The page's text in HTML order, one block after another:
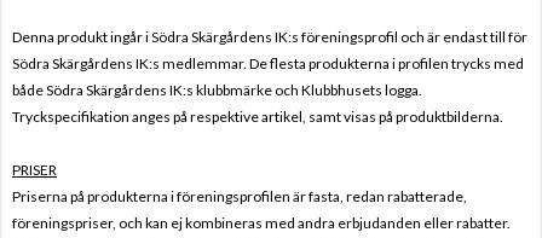
Denna produkt ingår i Södra Skärgårdens IK:s föreningsprofil och är endast till för
Södra Skärgårdens IK:s medlemmar. De flesta produkterna i profilen trycks med
bådeSödra Skärgårdens IK:s klubbmärke och Klubbhusets logga.
Tryckspecifikation anges på respektive artikel, samt visas på produktbilderna.
PRISER
Priserna på produkterna i föreningsprofilen är fasta, redan rabatterade,
föreningspriser, och kan ej kombineras med andra erbjudanden eller rabatter.